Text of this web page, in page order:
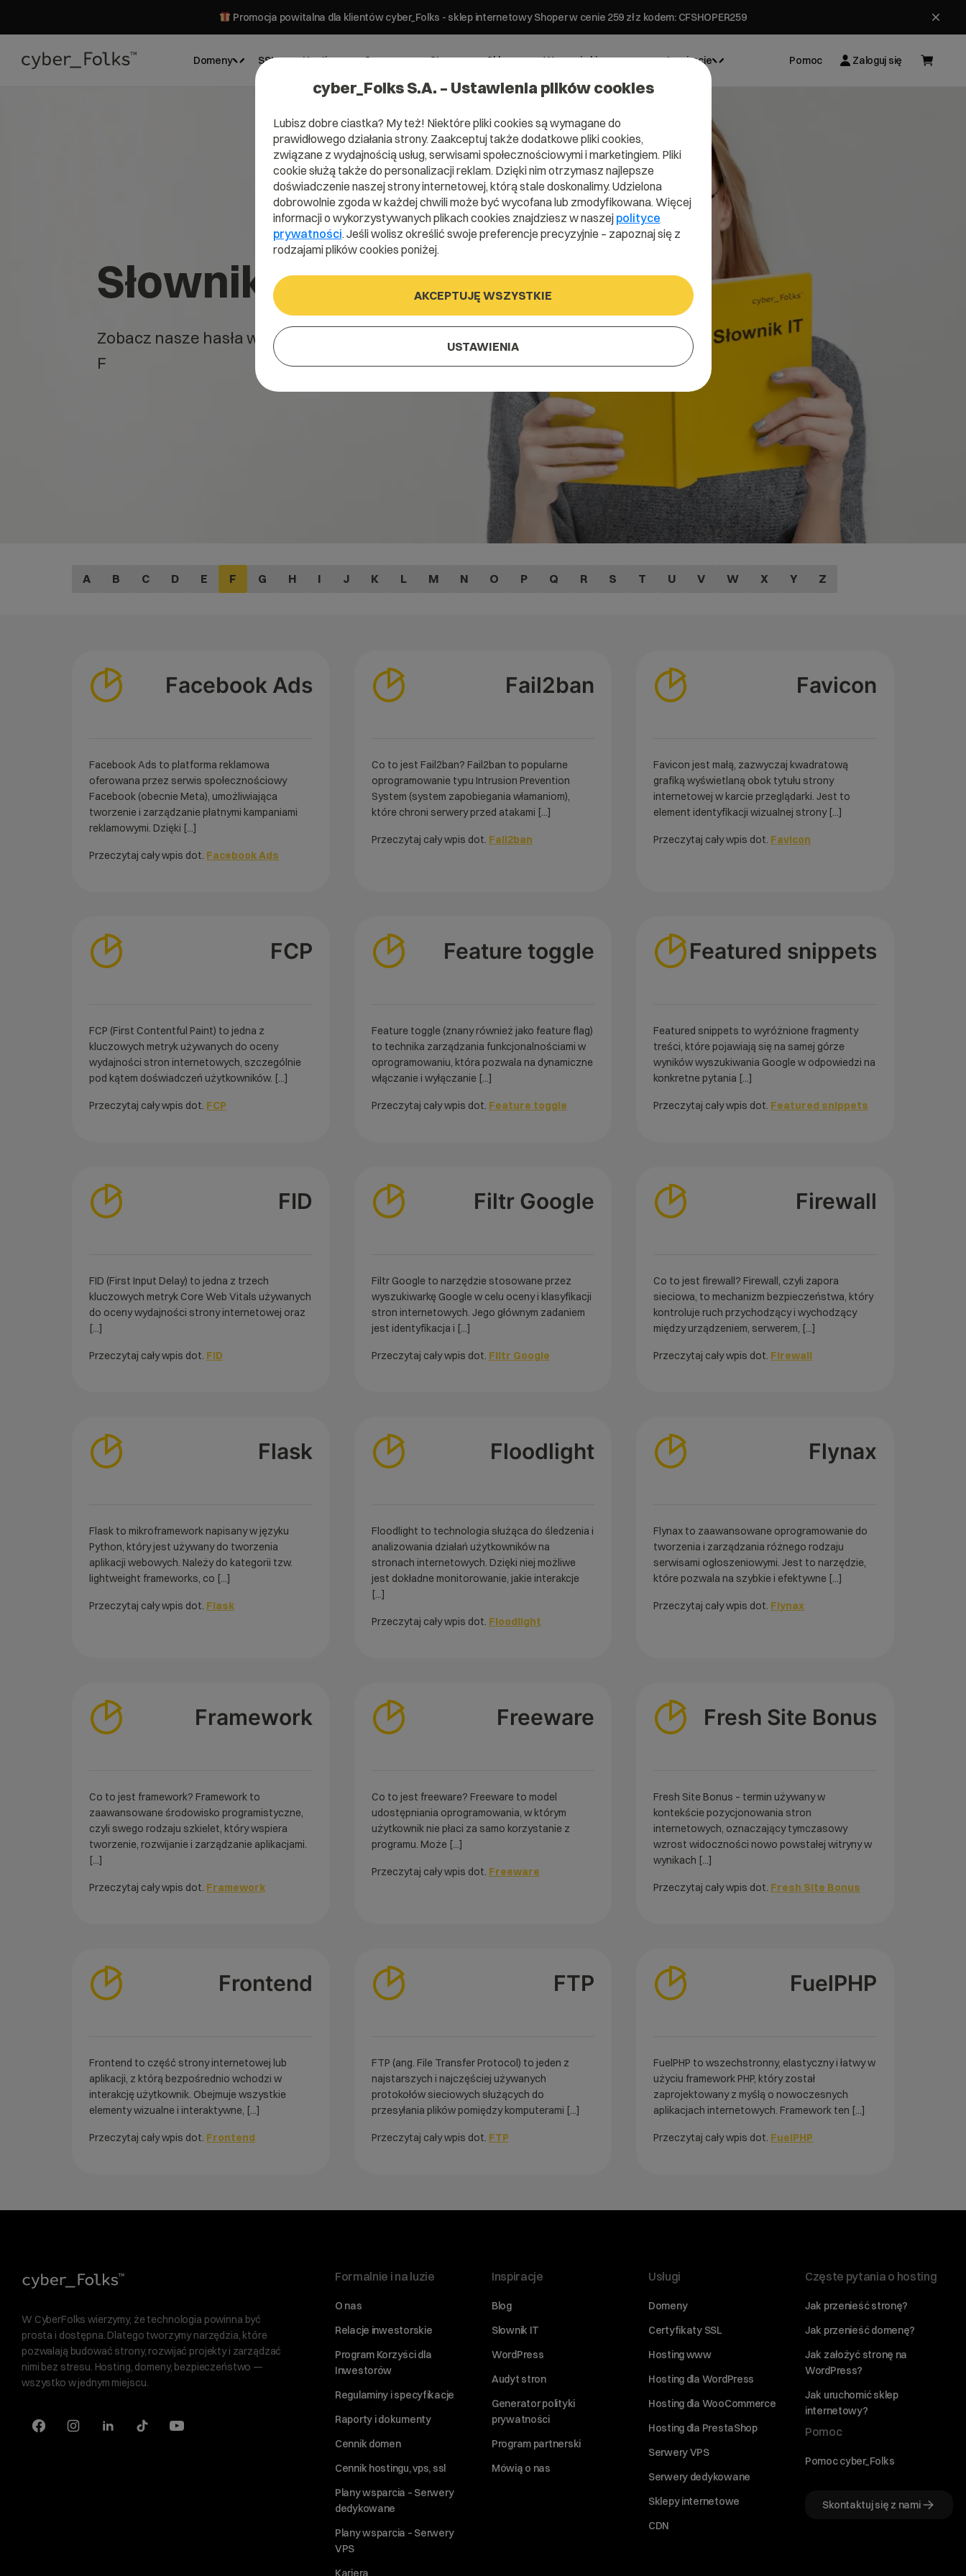
Promocja powitalna dla klientów cyber_Folks - sklep internetowy Shoper w cenie 259 zł z kodem: CFSHOPER259
Domeny SSL Hosting Serwery Strony Sklepy Wsparcie biznesowe Inspiracje Pomoc Zaloguj się
Słownik IT - litera F
Zobacz nasze hasła w słowniku IT na literę
F
A B C D E F G H I J K L M N O P Q R S T U V W X Y Z
Facebook Ads
Facebook Ads to platforma reklamowa
oferowana przez serwis społecznościowy
Facebook (obecnie Meta), umożliwiająca
tworzenie i zarządzanie płatnymi kampaniami
reklamowymi. Dzięki [...]
Przeczytaj cały wpis dot. Facebook Ads
Fail2ban
Co to jest Fail2ban? Fail2ban to popularne
oprogramowanie typu Intrusion Prevention
System (system zapobiegania włamaniom),
które chroni serwery przed atakami [...]
Przeczytaj cały wpis dot. Fail2ban
Favicon
Favicon jest małą, zazwyczaj kwadratową
grafiką wyświetlaną obok tytułu strony
internetowej w karcie przeglądarki. Jest to
element identyfikacji wizualnej strony [...]
Przeczytaj cały wpis dot. Favicon
FCP
FCP (First Contentful Paint) to jedna z
kluczowych metryk używanych do oceny
wydajności stron internetowych, szczególnie
pod kątem doświadczeń użytkowników. [...]
Przeczytaj cały wpis dot. FCP
Feature toggle
Feature toggle (znany również jako feature flag)
to technika zarządzania funkcjonalnościami w
oprogramowaniu, która pozwala na dynamiczne
włączanie i wyłączanie [...]
Przeczytaj cały wpis dot. Feature toggle
Featured snippets
Featured snippets to wyróżnione fragmenty
treści, które pojawiają się na samej górze
wyników wyszukiwania Google w odpowiedzi na
konkretne pytania [...]
Przeczytaj cały wpis dot. Featured snippets
FID
FID (First Input Delay) to jedna z trzech
kluczowych metryk Core Web Vitals używanych
do oceny wydajności strony internetowej oraz
[...]
Przeczytaj cały wpis dot. FID
Filtr Google
Filtr Google to narzędzie stosowane przez
wyszukiwarkę Google w celu oceny i klasyfikacji
stron internetowych. Jego głównym zadaniem
jest identyfikacja i [...]
Przeczytaj cały wpis dot. Filtr Google
Firewall
Co to jest firewall? Firewall, czyli zapora
sieciowa, to mechanizm bezpieczeństwa, który
kontroluje ruch przychodzący i wychodzący
między urządzeniem, serwerem, [...]
Przeczytaj cały wpis dot. Firewall
Flask
Flask to mikroframework napisany w języku
Python, który jest używany do tworzenia
aplikacji webowych. Należy do kategorii tzw.
lightweight frameworks, co [...]
Przeczytaj cały wpis dot. Flask
Floodlight
Floodlight to technologia służąca do śledzenia i
analizowania działań użytkowników na
stronach internetowych. Dzięki niej możliwe
jest dokładne monitorowanie, jakie interakcje
[...]
Przeczytaj cały wpis dot. Floodlight
Flynax
Flynax to zaawansowane oprogramowanie do
tworzenia i zarządzania różnego rodzaju
serwisami ogłoszeniowymi. Jest to narzędzie,
które pozwala na szybkie i efektywne [...]
Przeczytaj cały wpis dot. Flynax
Framework
Co to jest framework? Framework to
zaawansowane środowisko programistyczne,
czyli swego rodzaju szkielet, który wspiera
tworzenie, rozwijanie i zarządzanie aplikacjami.
[...]
Przeczytaj cały wpis dot. Framework
Freeware
Co to jest freeware? Freeware to model
udostępniania oprogramowania, w którym
użytkownik nie płaci za samo korzystanie z
programu. Może [...]
Przeczytaj cały wpis dot. Freeware
Fresh Site Bonus
Fresh Site Bonus – termin używany w
kontekście pozycjonowania stron
internetowych, oznaczający tymczasowy
wzrost widoczności nowo powstałej witryny w
wynikach [...]
Przeczytaj cały wpis dot. Fresh Site Bonus
Frontend
Frontend to część strony internetowej lub
aplikacji, z którą bezpośrednio wchodzi w
interakcję użytkownik. Obejmuje wszystkie
elementy wizualne i interaktywne, [...]
Przeczytaj cały wpis dot. Frontend
FTP
FTP (ang. File Transfer Protocol) to jeden z
najstarszych i najczęściej używanych
protokołów sieciowych służących do
przesyłania plików pomiędzy komputerami [...]
Przeczytaj cały wpis dot. FTP
FuelPHP
FuelPHP to wszechstronny, elastyczny i łatwy w
użyciu framework PHP, który został
zaprojektowany z myślą o nowoczesnych
aplikacjach internetowych. Framework ten [...]
Przeczytaj cały wpis dot. FuelPHP
W CyberFolks wierzymy, że technologia powinna być
prosta i dostępna. Dlatego tworzymy narzędzia, które
pozwalają budować strony, rozwijać projekty i zarządzać
nimi bez stresu. Hosting, domeny, bezpieczeństwo —
wszystko w jednym miejscu.
Formalnie i na luzie
O nas
Relacje inwestorskie
Program Korzyści dla
Inwestorów
Regulaminy i specyfikacje
Raporty i dokumenty
Cennik domen
Cennik hostingu, vps, ssl
Plany wsparcia – Serwery
dedykowane
Plany wsparcia – Serwery
VPS
Kariera
Inspiracje
Blog
Słownik IT
WordPress
Audyt stron
Generator polityki
prywatności
Program partnerski
Mówią o nas
Usługi
Domeny
Certyfikaty SSL
Hosting www
Hosting dla WordPress
Hosting dla WooCommerce
Hosting dla PrestaShop
Serwery VPS
Serwery dedykowane
Sklepy internetowe
CDN
Częste pytania o hosting
Jak przenieść stronę?
Jak przenieść domenę?
Jak założyć stronę na
WordPress?
Jak uruchomić sklep
internetowy?
Pomoc
Pomoc cyber_Folks
Skontaktuj się z nami
cyber_Folks S.A. – Ustawienia plików cookies
Lubisz dobre ciastka? My też! Niektóre pliki cookies są wymagane do
prawidłowego działania strony. Zaakceptuj także dodatkowe pliki cookies,
związane z wydajnością usług, serwisami społecznościowymi i marketingiem. Pliki
cookie służą także do personalizacji reklam. Dzięki nim otrzymasz najlepsze
doświadczenie naszej strony internetowej, którą stale doskonalimy. Udzielona
dobrowolnie zgoda w każdej chwili może być wycofana lub zmodyfikowana. Więcej
informacji o wykorzystywanych plikach cookies znajdziesz w naszej polityce
prywatności. Jeśli wolisz określić swoje preferencje precyzyjnie – zapoznaj się z
rodzajami plików cookies poniżej.
AKCEPTUJĘ WSZYSTKIE
USTAWIENIA